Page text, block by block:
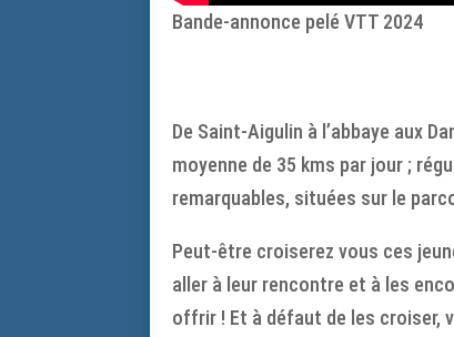
Bande-annonce pelé VTT 2024
De Saint-Aigulin à l’abbaye aux
moyenne de 35 kms par jour ;
remarquables, situées sur le
Peut-être croiserez vous ces
aller à leur rencontre et à les
offrir ! Et à défaut de les croiser,